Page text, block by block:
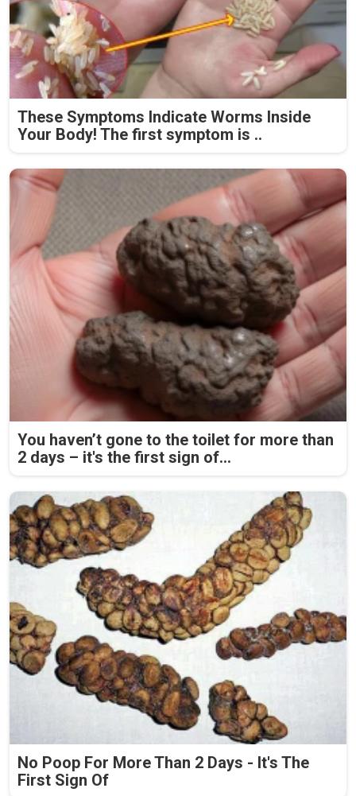
These Symptoms Indicate Worms Inside
Your Body! The first symptom is ..
You haven’t gone to the toilet for more than
2 days – it's the first sign of...
No Poop For More Than 2 Days - It's The
First Sign Of